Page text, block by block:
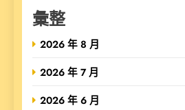
彙整
2026 年 8 月
2026 年 7 月
2026 年 6 月